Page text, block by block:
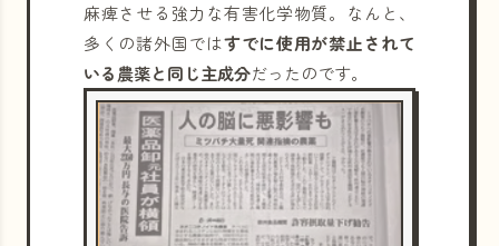
麻痺させる強力な有害化学物質。なんと、
多くの諸外国ではすでに使用が禁止されて
いる農薬と同じ主成分だったのです。